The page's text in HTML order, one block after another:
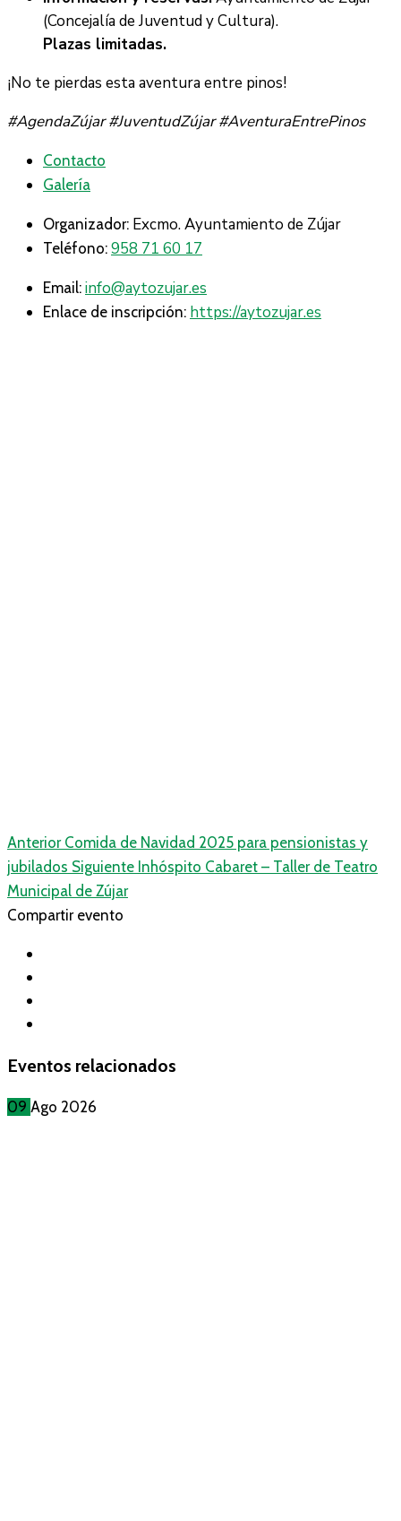
(Concejalía de Juventud y Cultura).
Plazas limitadas.
¡No te pierdas esta aventura entre pinos!
#AgendaZújar #JuventudZújar #AventuraEntrePinos
Contacto
Galería
Organizador: Excmo. Ayuntamiento de Zújar
Teléfono: 958 71 60 17
Email: info@aytozujar.es
Enlace de inscripción: https://aytozujar.es
Anterior Comida de Navidad 2025 para pensionistas y
jubilados Siguiente Inhóspito Cabaret – Taller de Teatro
Municipal de Zújar
Compartir evento
Eventos relacionados
09 Ago 2026